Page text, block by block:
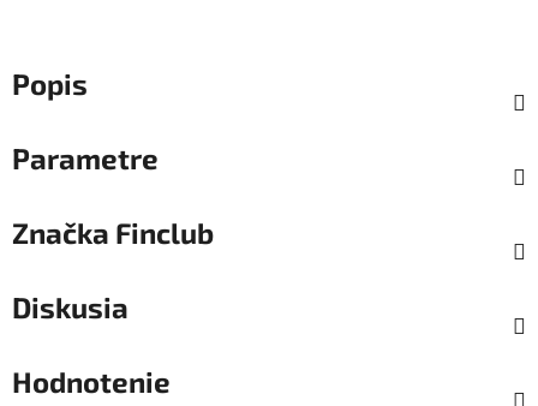
Popis
Parametre
Značka Finclub
Diskusia
Hodnotenie